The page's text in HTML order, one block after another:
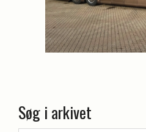
Søg i arkivet